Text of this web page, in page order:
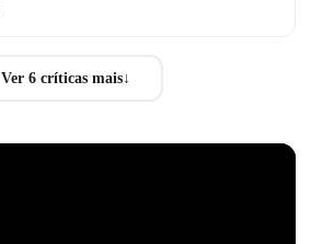
Ver 6 críticas mais↓